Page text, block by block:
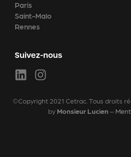
Paris
Saint-Malo
Rennes
Suivez-nous
©Copyright 2021 Cetrac. Tous droits
by Monsieur Lucien–